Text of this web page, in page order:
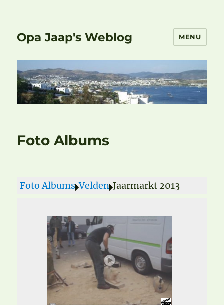
Opa Jaap's Weblog MENU
Foto Albums
Foto Albums Velden Jaarmarkt 2013